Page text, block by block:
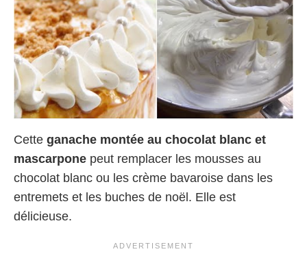
Cette ganache montée au chocolat blanc et
mascarpone peut remplacer les mousses au
chocolat blanc ou les crème bavaroise dans les
entremets et les buches de noël. Elle est
délicieuse.